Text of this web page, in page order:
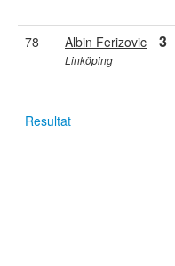
78 Albin Ferizovic 3
Linköping
Resultat